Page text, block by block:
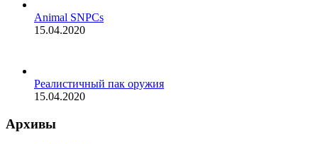
Animal SNPCs
15.04.2020
Реалистичный пак оружия
15.04.2020
Архивы